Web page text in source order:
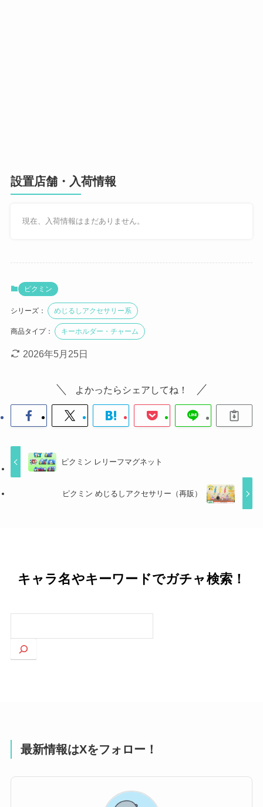
設置店舗・入荷情報
現在、入荷情報はまだありません。
ピクミン
シリーズ： めじるしアクセサリー系
商品タイプ： キーホルダー・チャーム
2026年5月25日
よかったらシェアしてね！
ピクミン レリーフマグネット
ピクミン めじるしアクセサリー（再販）
キャラ名やキーワードでガチャ検索！
索
最新情報はXをフォロー！